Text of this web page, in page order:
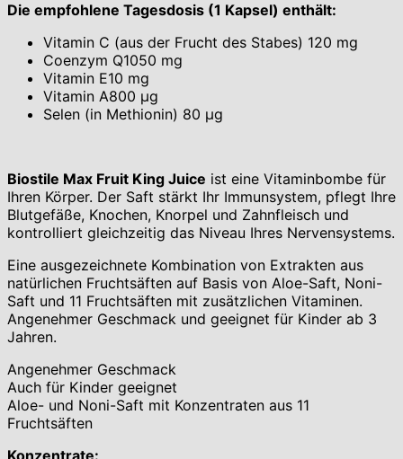
Die empfohlene Tagesdosis (1 Kapsel) enthält:
Vitamin C (aus der Frucht des Stabes) 120 mg
Coenzym Q1050 mg
Vitamin E10 mg
Vitamin A800 μg
Selen (in Methionin) 80 μg
Biostile Max Fruit King Juice ist eine Vitaminbombe für
Ihren Körper. Der Saft stärkt Ihr Immunsystem, pflegt Ihre
Blutgefäße, Knochen, Knorpel und Zahnfleisch und
kontrolliert gleichzeitig das Niveau Ihres Nervensystems.
Eine ausgezeichnete Kombination von Extrakten aus
natürlichen Fruchtsäften auf Basis von Aloe-Saft, Noni-
Saft und 11 Fruchtsäften mit zusätzlichen Vitaminen.
Angenehmer Geschmack und geeignet für Kinder ab 3
Jahren.
Angenehmer Geschmack
Auch für Kinder geeignet
Aloe- und Noni-Saft mit Konzentraten aus 11
Fruchtsäften